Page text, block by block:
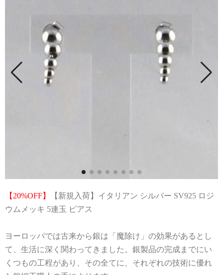
【20%OFF】
【新規入荷】イタリアン シルバー SV925 ロジ
ウムメッキ 5連玉 ピアス
ヨーロッパでは古来から銀は「魔除け」の効果があるとし
て、生活に深く関わってきました。銀製品の完成までにい
くつもの工程があり、その全てに、それぞれの技術に優れ